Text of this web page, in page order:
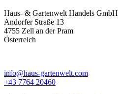
Haus- & Gartenwelt Handels GmbH
Andorfer Straße 13
4755 Zell an der Pram
Österreich
info@haus-gartenwelt.com
+43 7764 20460